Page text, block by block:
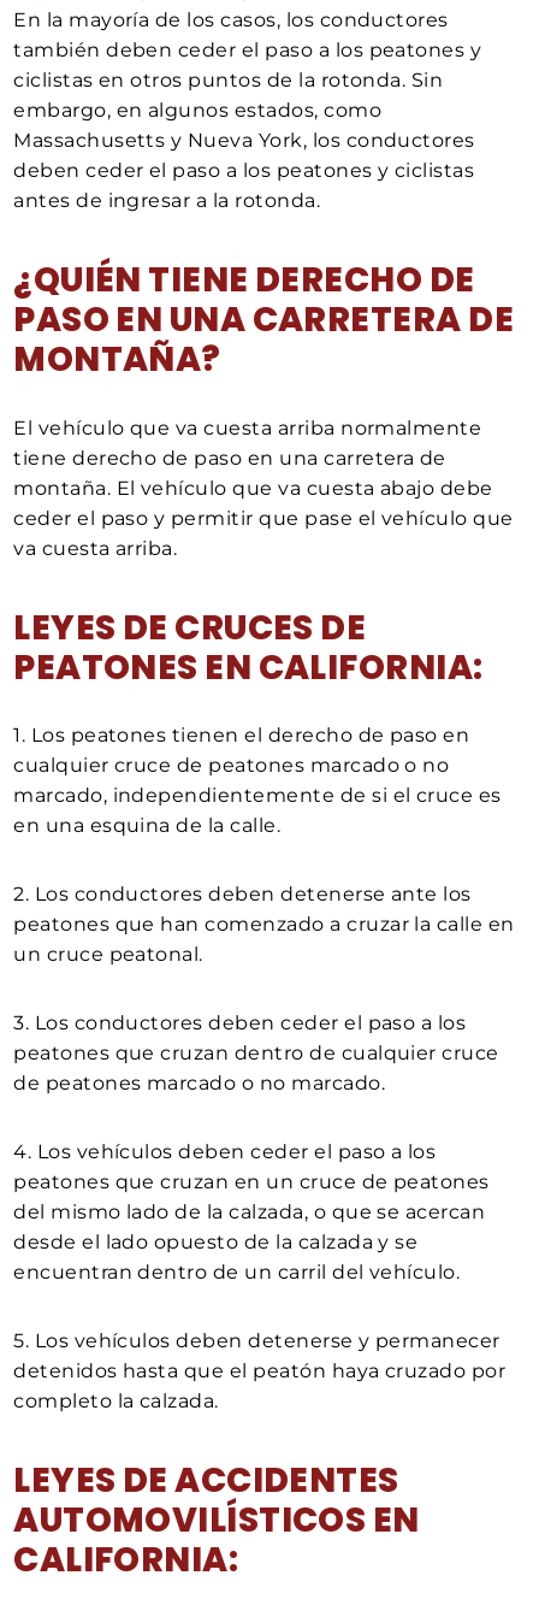
En la mayoría de los casos, los conductores
también deben ceder el paso a los peatones y
ciclistas en otros puntos de la rotonda. Sin
embargo, en algunos estados, como
Massachusetts y Nueva York, los conductores
deben ceder el paso a los peatones y ciclistas
antes de ingresar a la rotonda.
¿QUIÉN TIENE DERECHO DE
PASO EN UNA CARRETERA DE
MONTAÑA?
El vehículo que va cuesta arriba normalmente
tiene derecho de paso en una carretera de
montaña. El vehículo que va cuesta abajo debe
ceder el paso y permitir que pase el vehículo que
va cuesta arriba.
LEYES DE CRUCES DE
PEATONES EN CALIFORNIA:
1. Los peatones tienen el derecho de paso en
cualquier cruce de peatones marcado o no
marcado, independientemente de si el cruce es
en una esquina de la calle.
2. Los conductores deben detenerse ante los
peatones que han comenzado a cruzar la calle en
un cruce peatonal.
3. Los conductores deben ceder el paso a los
peatones que cruzan dentro de cualquier cruce
de peatones marcado o no marcado.
4. Los vehículos deben ceder el paso a los
peatones que cruzan en un cruce de peatones
del mismo lado de la calzada, o que se acercan
desde el lado opuesto de la calzada y se
encuentran dentro de un carril del vehículo.
5. Los vehículos deben detenerse y permanecer
detenidos hasta que el peatón haya cruzado por
completo la calzada.
LEYES DE ACCIDENTES
AUTOMOVILÍSTICOS EN
CALIFORNIA: